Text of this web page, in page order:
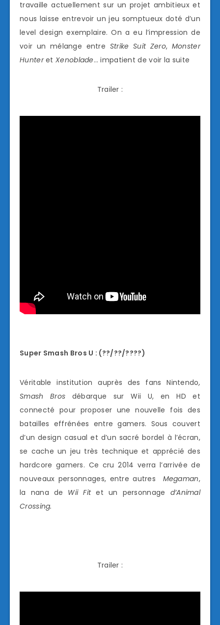
travaille actuellement sur un projet ambitieux et
nous laisse entrevoir un jeu somptueux doté d’un
level design exemplaire. On a eu l’impression de
voir un mélange entre Strike Suit Zero, Monster
HunteretXenoblade… impatient de voir la suite
Trailer :
Super Smash Bros U : (??/??/????)
Véritable institution auprès des fans Nintendo,
Smash Bros débarque sur Wii U, en HD et
connecté pour proposer une nouvelle fois des
batailles effrénées entre gamers. Sous couvert
d’un design casual et d’un sacré bordel à l’écran,
se cache un jeu très technique et apprécié des
hardcore gamers. Ce cru 2014 verra l’arrivée de
nouveaux personnages, entre autres Megaman,
la nana de Wii Fitet un personnage d’Animal
Crossing.
Trailer :